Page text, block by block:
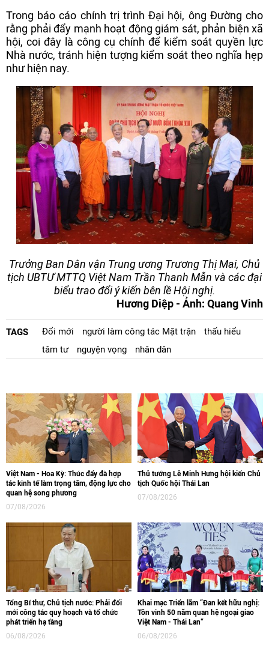
Trong báo cáo chính trị trình Đại hội, ông Đường cho
rằng phải đẩy mạnh hoạt động giám sát, phản biện xã
hội, coi đây là công cụ chính để kiểm soát quyền lực
Nhà nước, tránh hiện tượng kiểm soát theo nghĩa hẹp
như hiện nay.
Trưởng Ban Dân vận Trung ương Trương Thị Mai, Chủ
tịch UBTƯ MTTQ Việt Nam Trần Thanh Mẫn và các đại
biểu trao đổi ý kiến bên lề Hội nghị.
Hương Diệp - Ảnh: Quang Vinh
TAGS Đổi mới người làm công tác Mặt trận
thấu hiểu
tâm tư
nguyện vọng nhân dân
Việt Nam - Hoa Kỳ: Thúc đẩy đà hợp
tác kinh tế làm trọng tâm, động lực cho
quan hệ song phương
07/08/2026
Thủ tướng Lê Minh Hưng hội kiến Chủ
tịch Quốc hội Thái Lan
07/08/2026
Tổng Bí thư, Chủ tịch nước: Phải đổi
mới công tác quy hoạch và tổ chức
phát triển hạ tầng
06/08/2026
Khai mạc Triển lãm “Đan kết hữu nghị:
Tôn vinh 50 năm quan hệ ngoại giao
Việt Nam - Thái Lan“
06/08/2026